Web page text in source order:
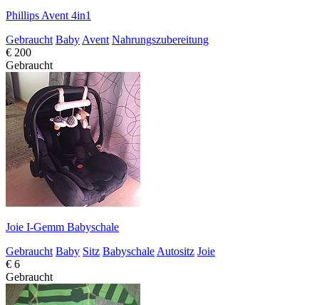
Phillips Avent 4in1
Gebraucht Baby Avent Nahrungszubereitung
€ 200
Gebraucht
Joie I-Gemm Babyschale
Gebraucht Baby Sitz Babyschale Autositz Joie
€ 6
Gebraucht